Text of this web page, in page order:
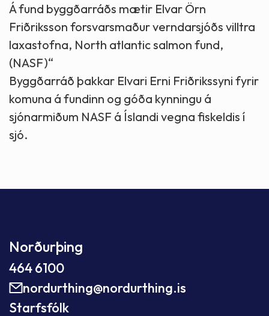
Á fund byggðarráðs mætir Elvar Örn
Friðriksson forsvarsmaður verndarsjóðs villtra
laxastofna, North atlantic salmon fund,
(NASF)“
Byggðarráð þakkar Elvari Erni Friðrikssyni fyrir
komuna á fundinn og góða kynningu á
sjónarmiðum NASF á Íslandi vegna fiskeldis í
sjó.
Norðurþing
464 6100
nordurthing@nordurthing.is
Starfsfólk